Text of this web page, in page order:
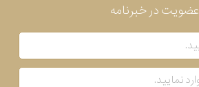
عضویت در خبرنامه